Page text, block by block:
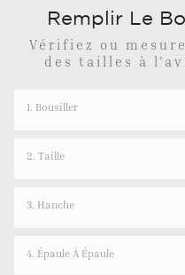
Remplir Le
Vérifiez ou
des tailles à
1. Bousiller
2. Taille
3. Hanche
4. Épaule À Épaule